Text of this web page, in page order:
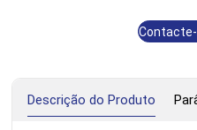
Descrição do Produto